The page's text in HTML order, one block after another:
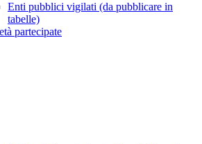
Enti pubblici vigilati (da pubblicare in
tabelle)
partecipate